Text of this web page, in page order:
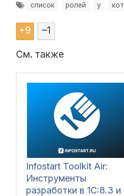
список ролей у
+9 –1
См. также
Infostart Toolkit Air:
Инструменты
разработки в 1С:8.3 и